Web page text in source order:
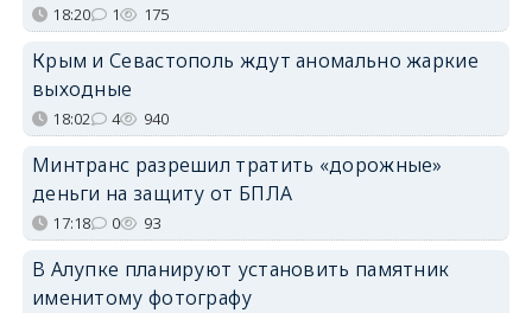
18:20 1 175
Крым и Севастополь ждут аномально жаркие
выходные
18:02 4 940
Минтранс разрешил тратить «дорожные»
деньги на защиту от БПЛА
17:18 0 93
В Алупке планируют установить памятник
именитому фотографу